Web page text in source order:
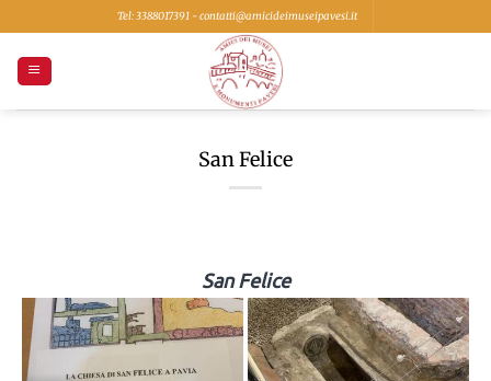
ai
contenuti
Tel: 3388017391 - contatti@amicideimuseipavesi.it
San Felice
San Felice